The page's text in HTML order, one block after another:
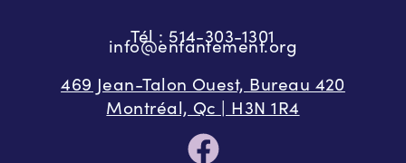
Tél : 514-303-1301
info@enfantement.org
469 Jean-Talon Ouest, Bureau 420
Montréal, Qc | H3N 1R4